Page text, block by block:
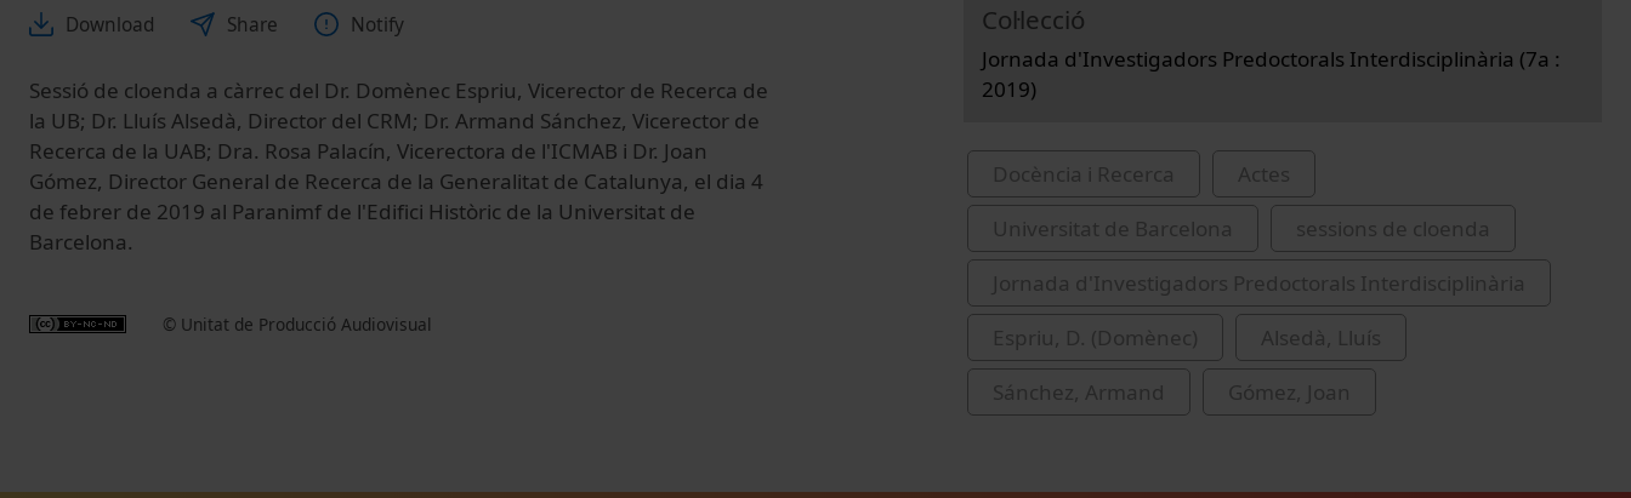
Download Share Notify
Sessió de cloenda a càrrec del Dr. Domènec Espriu, Vicerector de Recerca de
la UB; Dr. Lluís Alsedà, Director del CRM; Dr. Armand Sánchez, Vicerector de
Recerca de la UAB; Dra. Rosa Palacín, Vicerectora de l'ICMAB i Dr. Joan
Gómez, Director General de Recerca de la Generalitat de Catalunya, el dia 4
de febrer de 2019 al Paranimf de l'Edifici Històric de la Universitat de
Barcelona.
© Unitat de Producció Audiovisual
Col·lecció
Jornada d'Investigadors Predoctorals Interdisciplinària (7a :
2019)
Docència i Recerca
Actes
Universitat de Barcelona
sessions de cloenda
Jornada d'Investigadors Predoctorals Interdisciplinària
Espriu, D. (Domènec)
Alsedà, Lluís
Sánchez, Armand
Gómez, Joan